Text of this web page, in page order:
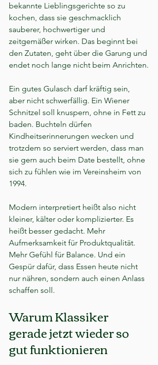
bekannte Lieblingsgerichte so zu
kochen, dass sie geschmacklich
sauberer, hochwertiger und
zeitgemäßer wirken. Das beginnt bei
den Zutaten, geht über die Garung und
endet noch lange nicht beim Anrichten.
Ein gutes Gulasch darf kräftig sein,
aber nicht schwerfällig. Ein Wiener
Schnitzel soll knuspern, ohne in Fett zu
baden. Buchteln dürfen
Kindheitserinnerungen wecken und
trotzdem so serviert werden, dass man
sie gern auch beim Date bestellt, ohne
sich zu fühlen wie im Vereinsheim von
1994.
Modern interpretiert heißt also nicht
kleiner, kälter oder komplizierter. Es
heißt besser gedacht. Mehr
Aufmerksamkeit für Produktqualität.
Mehr Gefühl für Balance. Und ein
Gespür dafür, dass Essen heute nicht
nur nähren, sondern auch einen Anlass
schaffen soll.
Warum Klassiker
gerade jetzt wieder so
gut funktionieren